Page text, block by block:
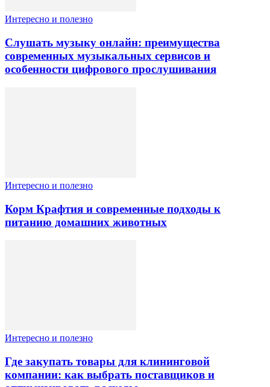
Интересно и полезно
Слушать музыку онлайн: преимущества
современных музыкальных сервисов и
особенности цифрового прослушивания
Интересно и полезно
Корм Крафтия и современные подходы к
питанию домашних животных
Интересно и полезно
Где закупать товары для клининговой
компании: как выбрать поставщиков и